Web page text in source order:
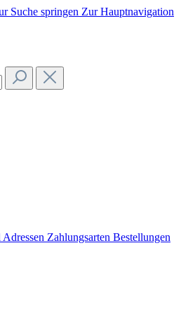
Suche springen Zur Hauptnavigation
Adressen Zahlungsarten Bestellungen